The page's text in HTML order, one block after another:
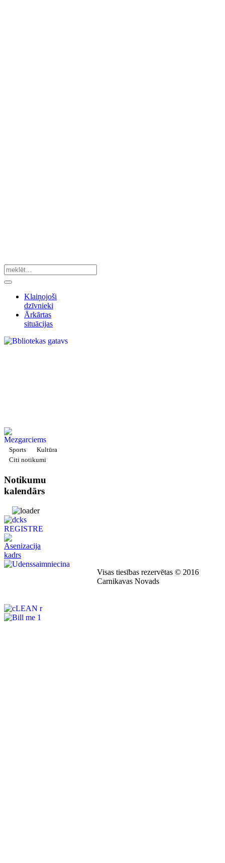
Klaiņojoši
dzīvnieki
Ārkārtas
situācijas
Sports
Kultūra
Citi notikumi
Notikumu
kalendārs
Visas tiesības rezervētas © 2016
Carnikavas Novads